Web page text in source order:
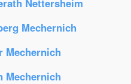
Nettersheim
Mechernich
Mechernich
Mechernich